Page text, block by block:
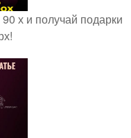
х и получай подарки